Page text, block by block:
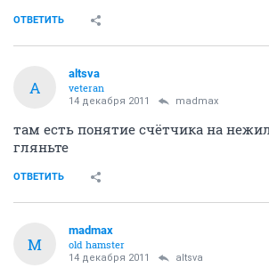
ОТВЕТИТЬ
A
altsva
veteran
14 декабря 2011 madmax
там есть понятие счётчика на
гляньте
ОТВЕТИТЬ
M
madmax
old hamster
14 декабря 2011 altsva